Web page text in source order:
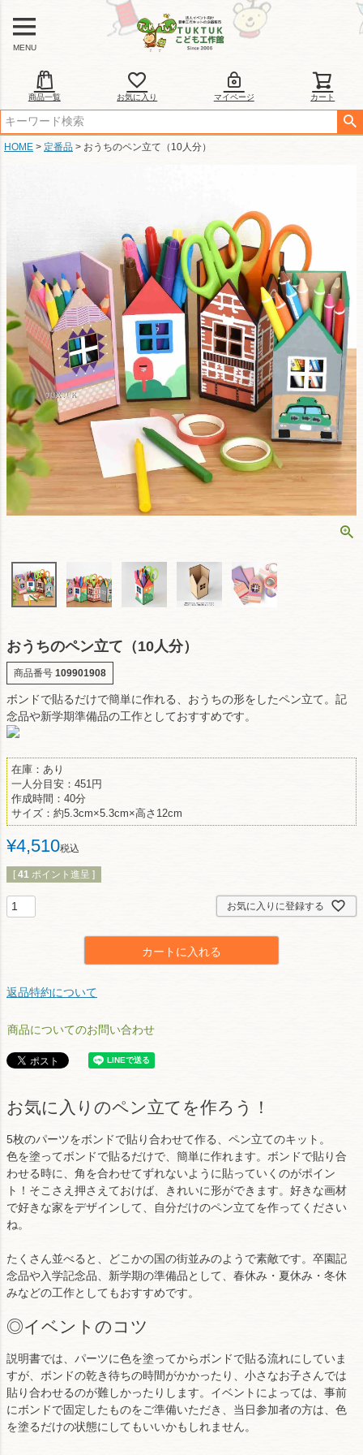
MENU
商品一覧 お気に入り マイページ カート
HOME 定番品 おうちのペン立て（10人分）
おうちのペン立て（10人分）
商品番号 109901908
ボンドで貼るだけで簡単に作れる、おうちの形をしたペン立て。記
念品や新学期準備品の工作としておすすめです。
在庫：あり
一人分目安：451円
作成時間：40分
サイズ：約5.3cm×5.3cm×高さ12cm
¥4,510税込
[ 41 ポイント進呈 ]
お気に入りに登録する
カートに入れる
返品特約について
商品についてのお問い合わせ
お気に入りのペン立てを作ろう！
5枚のパーツをボンドで貼り合わせて作る、ペン立てのキット。
色を塗ってボンドで貼るだけで、簡単に作れます。ボンドで貼り合
わせる時に、角を合わせてずれないように貼っていくのがポイン
ト！そこさえ押さえておけば、きれいに形ができます。好きな画材
で好きな家をデザインして、自分だけのペン立てを作ってください
ね。
たくさん並べると、どこかの国の街並みのようで素敵です。卒園記
念品や入学記念品、新学期の準備品として、春休み・夏休み・冬休
みなどの工作としてもおすすめです。
◎イベントのコツ
説明書では、パーツに色を塗ってからボンドで貼る流れにしていま
すが、ボンドの乾き待ちの時間がかかったり、小さなお子さんでは
貼り合わせるのが難しかったりします。イベントによっては、事前
にボンドで固定したものをご準備いただき、当日参加者の方は、色
を塗るだけの状態にしてもいいかもしれません。